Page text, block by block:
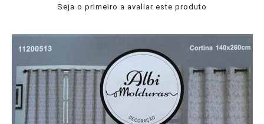
Seja o primeiro a avaliar este produto